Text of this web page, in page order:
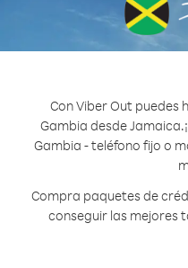
Con Viber Out puedes
Gambia desde Jamaica.
Gambia - teléfono fijo o
Compra paquetes de
conseguir las mejores